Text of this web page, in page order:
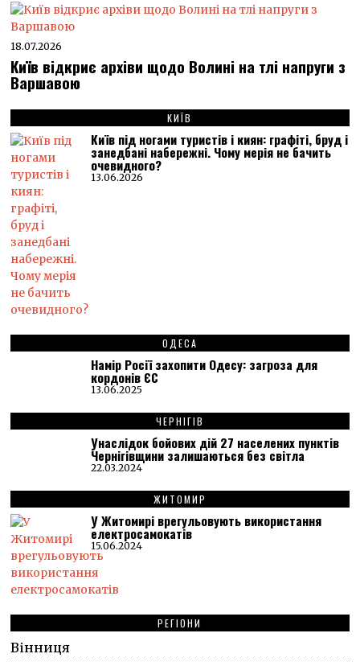
18.07.2026
Київ відкриє архіви щодо Волині на тлі напруги з
Варшавою
КИЇВ
Київ під ногами туристів і киян: графіті, бруд і
занедбані набережні. Чому мерія не бачить
очевидного?
13.06.2026
ОДЕСА
Намір Росії захопити Одесу: загроза для
кордонів ЄС
13.06.2025
ЧЕРНІГІВ
Унаслідок бойових дій 27 населених пунктів
Чернігівщини залишаються без світла
22.03.2024
ЖИТОМИР
У Житомирі врегульовують використання
електросамокатів
15.06.2024
РЕГІОНИ
Вінниця